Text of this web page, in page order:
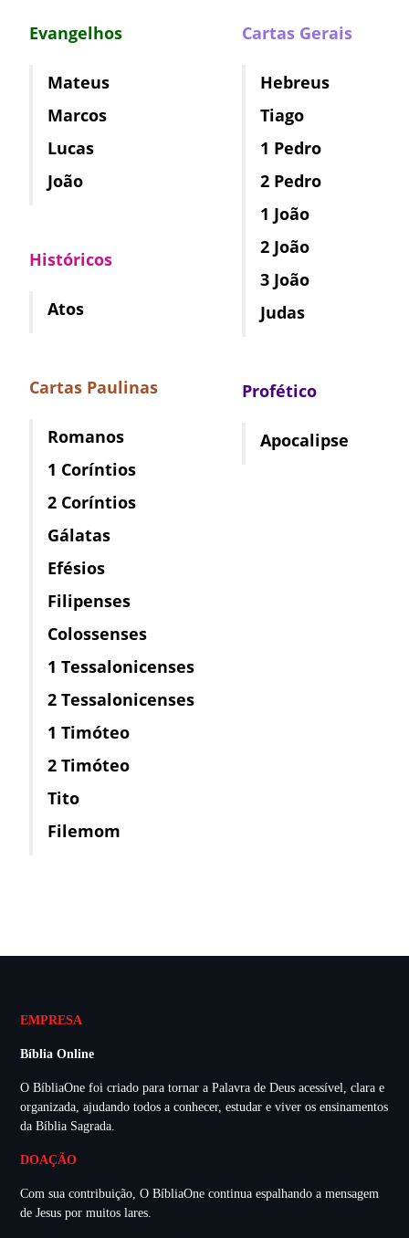
Evangelhos
Mateus
Marcos
Lucas
João
Históricos
Atos
Cartas Paulinas
Romanos
1 Coríntios
2 Coríntios
Gálatas
Efésios
Filipenses
Colossenses
1 Tessalonicenses
2 Tessalonicenses
1 Timóteo
2 Timóteo
Tito
Filemom
Cartas Gerais
Hebreus
Tiago
1 Pedro
2 Pedro
1 João
2 João
3 João
Judas
Profético
Apocalipse
EMPRESA
Bíblia Online
O BíbliaOne foi criado para tornar a Palavra de Deus acessível, clara e
organizada, ajudando todos a conhecer, estudar e viver os ensinamentos
da Bíblia Sagrada.
DOAÇÃO
Com sua contribuição, O BíbliaOne continua espalhando a mensagem
de Jesus por muitos lares.